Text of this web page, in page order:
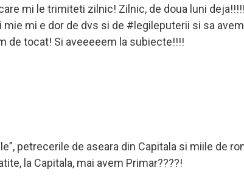
mi le trimiteti zilnic! Zilnic, de doua luni
mi e dor de dvs si de #legileputerii si sa
de tocat! Si aveeeeem la subiecte!!!!
petrecerile de aseara din Capitala si miile de
la Capitala, mai avem Primar????!